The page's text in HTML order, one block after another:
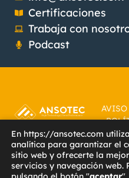
Certificaciones
Trabaja con
Podcast
AVISO
En https://ansotec.com
analítica para garantizar el
sitio web y ofrecerte la
servicios y navegación web.